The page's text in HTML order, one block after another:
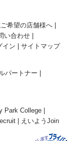
希望の店舗様へ
い合わせ
イン サイトマップ
パートナー
Park College
えいようJoin